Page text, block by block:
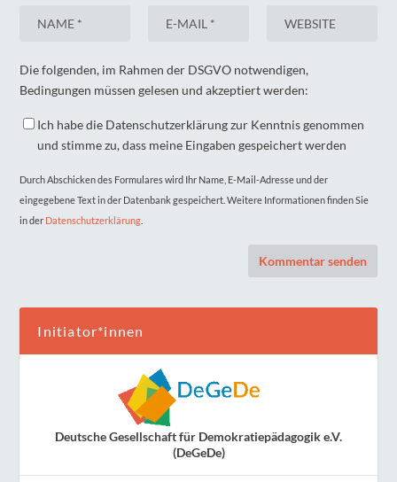
Die folgenden, im Rahmen der DSGVO notwendigen,
Bedingungen müssen gelesen und akzeptiert werden:
Ich habe die Datenschutzerklärung zur Kenntnis genommen
und stimme zu, dass meine Eingaben gespeichert werden
Durch Abschicken des Formulares wird Ihr Name, E-Mail-Adresse und der
eingegebene Text in der Datenbank gespeichert. Weitere Informationen finden Sie
in der Datenschutzerklärung
Initiator*innen
Deutsche Gesellschaft für Demokratiepädagogik e.V.
(DeGeDe)